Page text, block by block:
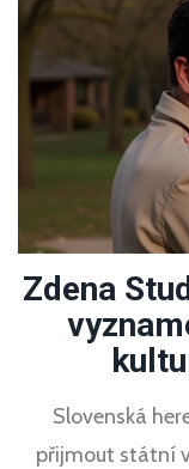
Zdena
Slovenská
přijmout státní